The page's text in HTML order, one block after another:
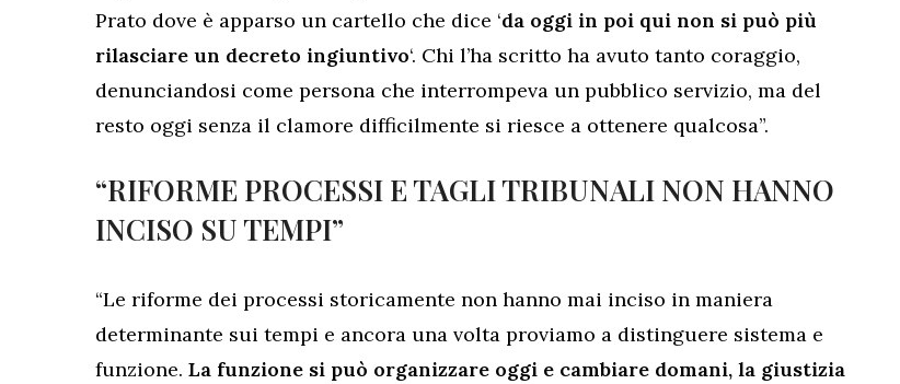
Prato dove è apparso un cartello che dice ‘da oggi in poi qui non si può più
rilasciare un decreto ingiuntivo‘. Chi l’ha scritto ha avuto tanto coraggio,
denunciandosi come persona che interrompeva un pubblico servizio, ma del
resto oggi senza il clamore difficilmente si riesce a ottenere qualcosa”.
“RIFORME PROCESSI E TAGLI TRIBUNALI NON HANNO
INCISO SU TEMPI”
“Le riforme dei processi storicamente non hanno mai inciso in maniera
determinante sui tempi e ancora una volta proviamo a distinguere sistema e
funzione. La funzione si può organizzare oggi e cambiare domani, la giustizia